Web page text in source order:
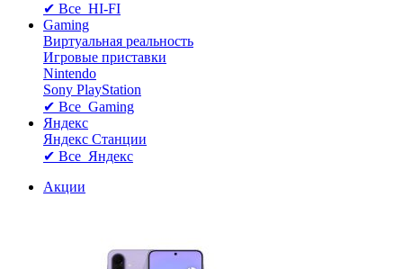
✔ Все HI-FI
Gaming
Виртуальная реальность
Игровые приставки
Nintendo
Sony PlayStation
✔ Все Gaming
Яндекс
Яндекс Станции
✔ Все Яндекс
Акции